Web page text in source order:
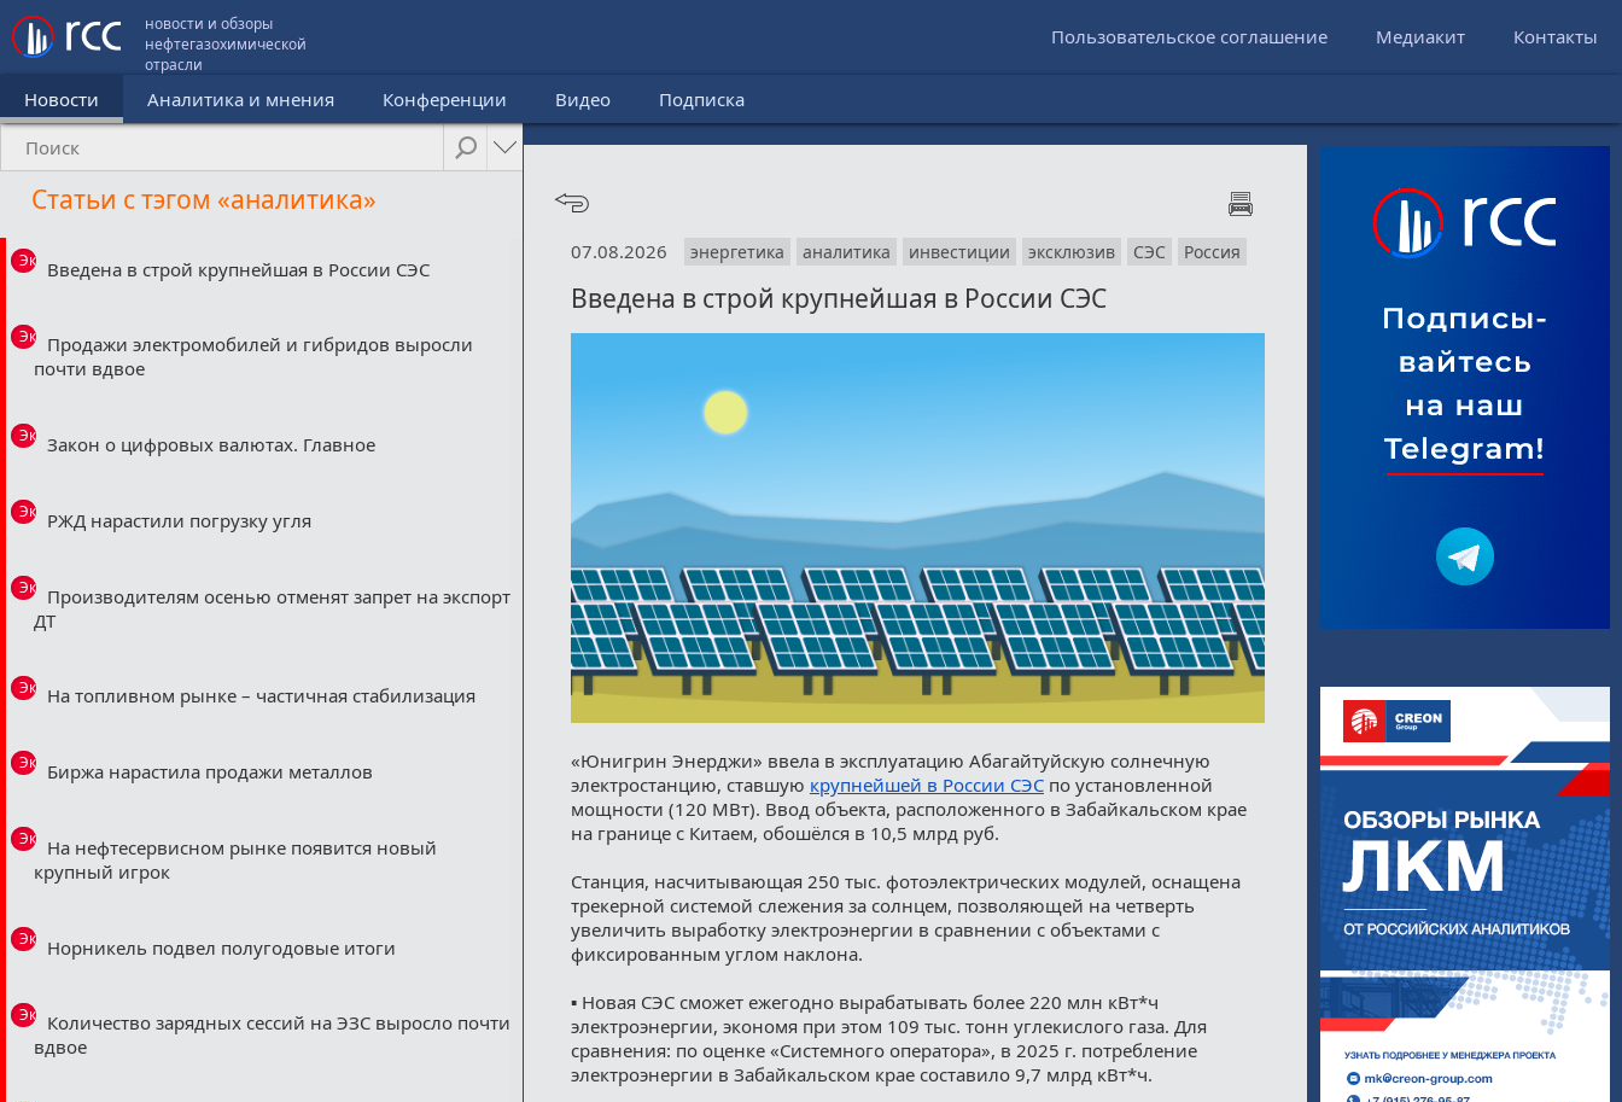
новости и обзоры
нефтегазохимической
отрасли
Пользовательское соглашение Медиакит Контакты
Новости Аналитика и мнения Конференции Видео Подписка
Статьи с тэгом «аналитика»
Эксклюзив
Введена в строй крупнейшая в России СЭС
Эксклюзив
Продажи электромобилей и гибридов выросли
почти вдвое
Эксклюзив
Закон о цифровых валютах. Главное
Эксклюзив
РЖД нарастили погрузку угля
Эксклюзив
Производителям осенью отменят запрет на экспорт
ДТ
Эксклюзив
На топливном рынке – частичная стабилизация
Эксклюзив
Биржа нарастила продажи металлов
Эксклюзив
На нефтесервисном рынке появится новый
крупный игрок
Эксклюзив
Норникель подвел полугодовые итоги
Эксклюзив
Количество зарядных сессий на ЭЗС выросло почти
вдвое
07.08.2026 энергетика аналитика инвестиции эксклюзив СЭС Россия
Введена в строй крупнейшая в России СЭС
«Юнигрин Энерджи» ввела в эксплуатацию Абагайтуйскую солнечную
электростанцию, ставшую крупнейшей в России СЭСпо установленной
мощности (120 МВт). Ввод объекта, расположенного в Забайкальском крае
на границе с Китаем, обошёлся в 10,5 млрд руб.
Станция, насчитывающая 250 тыс. фотоэлектрических модулей, оснащена
трекерной системой слежения за солнцем, позволяющей на четверть
увеличить выработку электроэнергии в сравнении с объектами с
фиксированным углом наклона.
▪️ Новая СЭС сможет ежегодно вырабатывать более 220 млн кВт*ч
электроэнергии, экономя при этом 109 тыс. тонн углекислого газа. Для
сравнения: по оценке «Системного оператора», в 2025 г. потребление
электроэнергии в Забайкальском крае составило 9,7 млрд кВт*ч.